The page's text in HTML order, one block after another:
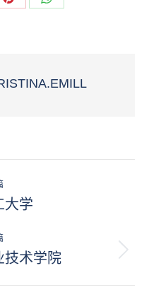
分
分
大学
技术学院